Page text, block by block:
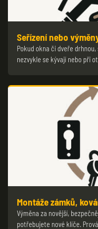
Seřízení nebo
Pokud okna či dveře
nezvykle se kývají nebo při
Montáže zámků,
Výměna za novější,
potřebujete nové klíče.